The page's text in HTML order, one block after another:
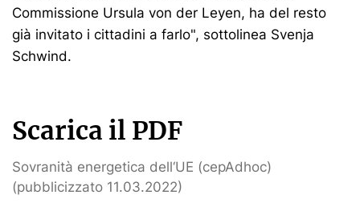
Commissione Ursula von der Leyen, ha del resto
già invitato i cittadini a farlo", sottolinea Svenja
Schwind.
Scarica il PDF
Sovranità energetica dell‘UE (cepAdhoc)
(pubblicizzato 11.03.2022)